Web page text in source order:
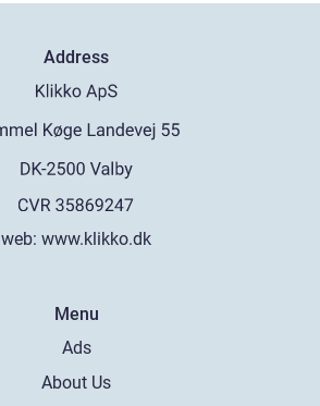
Address
web: www.klikko.dk
Menu
Ads
About Us